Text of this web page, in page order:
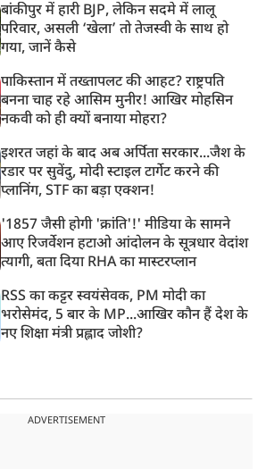
बांकीपुर में हारी BJP, लेकिन सदमे में लालू
परिवार, असली ‘खेला’ तो तेजस्वी के साथ हो
गया, जानें कैसे
पाकिस्तान में तख्तापलट की आहट? राष्ट्रपति
बनना चाह रहे आसिम मुनीर! आखिर मोहसिन
नकवी को ही क्यों बनाया मोहरा?
इशरत जहां के बाद अब अर्पिता सरकार...जैश के
रडार पर सुवेंदु, मोदी स्टाइल टार्गेट करने की
प्लानिंग, STF का बड़ा एक्शन!
'1857 जैसी होगी 'क्रांति'!' मीडिया के सामने
आए रिजर्वेशन हटाओ आंदोलन के सूत्रधार वेदांश
त्यागी, बता दिया RHA का मास्टरप्लान
RSS का कट्टर स्वयंसेवक, PM मोदी का
भरोसेमंद, 5 बार के MP...आखिर कौन हैं देश के
नए शिक्षा मंत्री प्रह्लाद जोशी?
ADVERTISEMENT